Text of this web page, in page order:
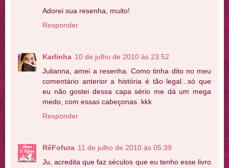
Adorei sua resenha, muito!
Responder
Karlinha 10 de julho de 2010 às 23:52
Julianna, amei a resenha. Como tinha dito no meu
comentário anterior a história é tão legal...só que
eu não gostei dessa capa sério me dá um mega
medo, com essas cabeçonas. kkk
Responder
RêFofura 11 de julho de 2010 às 05:39
Ju, acredita que faz séculos que eu tenho esse livro